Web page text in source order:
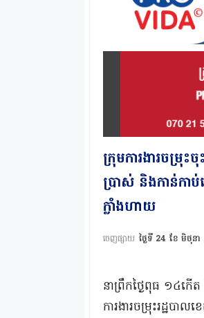
ក្រុមការងារចម្រុ
ប្រាស់​ និងកាន់កា
ក្លាំងហាយ
ចេញផ្សាយ ថ្ងៃទី 24 ខែ មិថុនា
នាព្រឹកថ្ងៃពុធ​ ១៤ក
ការងារចម្រុះរដ្ឋបា